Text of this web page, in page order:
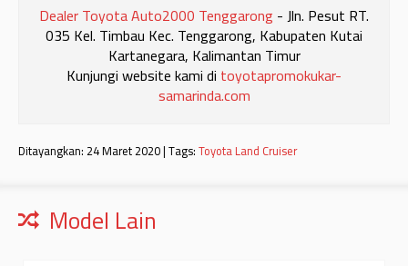
Dealer Toyota Auto2000 Tenggarong - Jln. Pesut RT.
035 Kel. Timbau Kec. Tenggarong, Kabupaten Kutai
Kartanegara, Kalimantan Timur
Kunjungi website kami di toyotapromokukar-
samarinda.com
Ditayangkan: 24 Maret 2020 | Tags:Toyota Land Cruiser
Model Lain